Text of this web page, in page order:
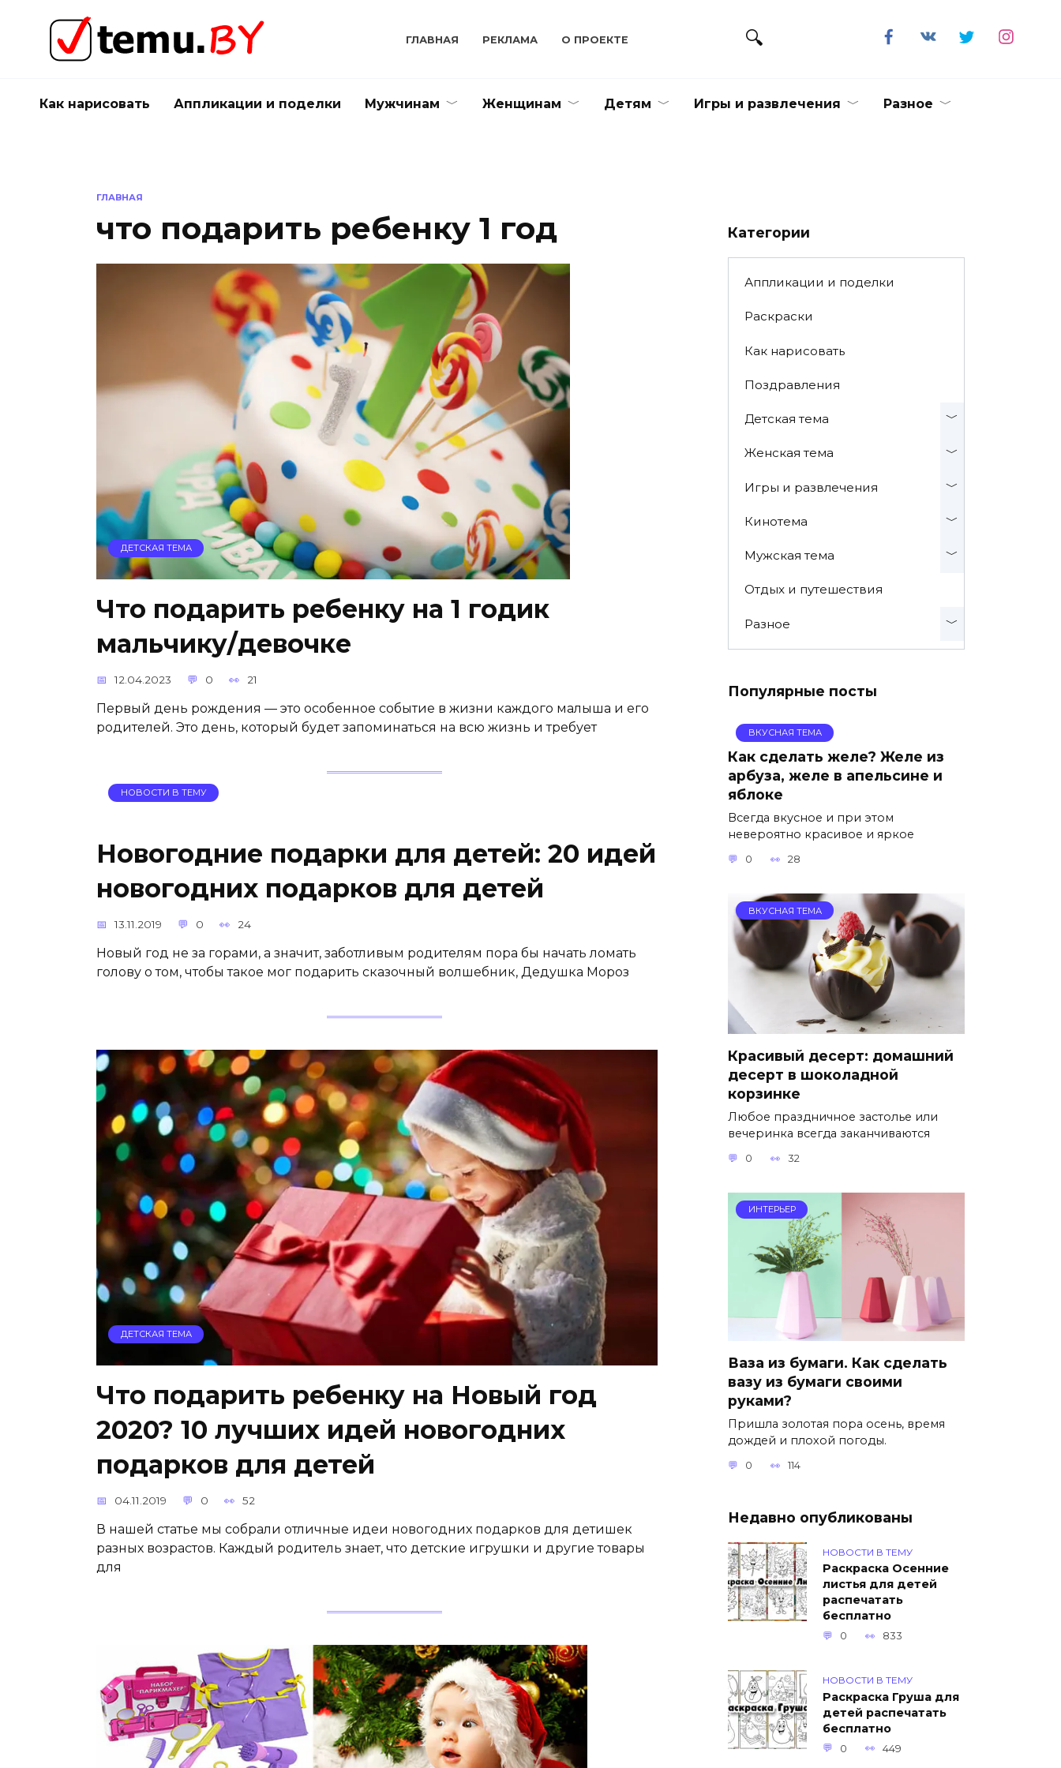
содержанию
ГЛАВНАЯ РЕКЛАМА О ПРОЕКТЕ
Как нарисовать Аппликации и поделки Мужчинам Женщинам Детям Игры и развлечения Разное
ГЛАВНАЯ
что подарить ребенку 1 год
ДЕТСКАЯ ТЕМА
Что подарить ребенку на 1 годик
мальчику/девочке
12.04.2023 0 21
Первый день рождения — это особенное событие в жизни каждого малыша и его
родителей. Это день, который будет запоминаться на всю жизнь и требует
НОВОСТИ В ТЕМУ
Новогодние подарки для детей: 20 идей
новогодних подарков для детей
13.11.2019 0 24
Новый год не за горами, а значит, заботливым родителям пора бы начать ломать
голову о том, чтобы такое мог подарить сказочный волшебник, Дедушка Мороз
ДЕТСКАЯ ТЕМА
Что подарить ребенку на Новый год
2020? 10 лучших идей новогодних
подарков для детей
04.11.2019 0 52
В нашей статье мы собрали отличные идеи новогодних подарков для детишек
разных возрастов. Каждый родитель знает, что детские игрушки и другие товары
для
Категории
Аппликации и поделки
Раскраски
Как нарисовать
Поздравления
Детская тема
Женская тема
Игры и развлечения
Кинотема
Мужская тема
Отдых и путешествия
Разное
Популярные посты
ВКУСНАЯ ТЕМА
Как сделать желе? Желе из
арбуза, желе в апельсине и
яблоке
Всегда вкусное и при этом
невероятно красивое и яркое
0 28
ВКУСНАЯ ТЕМА
Красивый десерт: домашний
десерт в шоколадной
корзинке
Любое праздничное застолье или
вечеринка всегда заканчиваются
0 32
ИНТЕРЬЕР
Ваза из бумаги. Как сделать
вазу из бумаги своими
руками?
Пришла золотая пора осень, время
дождей и плохой погоды.
0 114
Недавно опубликованы
НОВОСТИ В ТЕМУ
Раскраска Осенние
листья для детей
распечатать
бесплатно
0 833
НОВОСТИ В ТЕМУ
Раскраска Груша для
детей распечатать
бесплатно
0 449